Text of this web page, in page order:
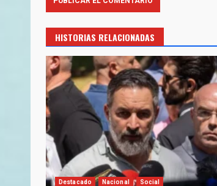
HISTORIAS RELACIONADAS
Destacado Nacional Social